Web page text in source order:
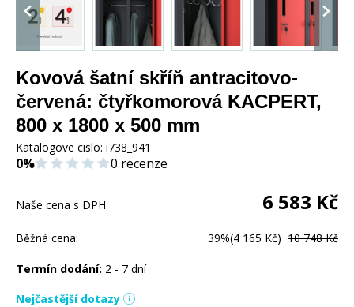
Kovová šatní skříň antracitovo-
červená: čtyřkomorová KACPERT,
800 x 1800 x 500 mm
Katalogove cislo: i738_941
0% 0 recenze
Naše cena s DPH 6 583 Kč
Běžná cena: 39%(4 165 Kč) 10 748 Kč
Termín dodání: 2 - 7 dní
Nejčastější dotazy